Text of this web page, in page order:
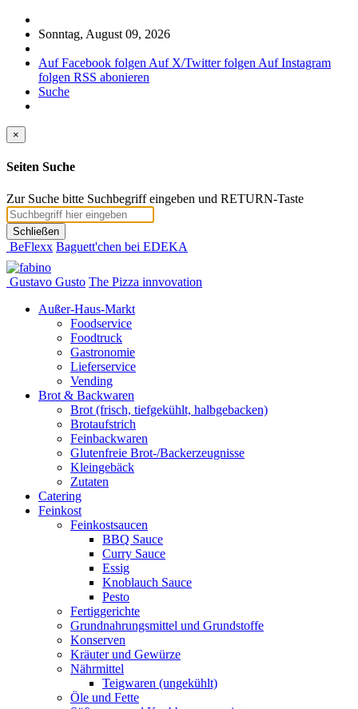
Sonntag, August 09, 2026
Auf Facebook folgen Auf X/Twitter folgen Auf Instagram
folgen RSS abonieren
Suche
×
Seiten Suche
Zur Suche bitte Suchbegriff eingeben und RETURN-Taste
Schließen
BeFlexx Baguett'chen bei EDEKA
Gustavo Gusto The Pizza innvovation
Außer-Haus-Markt
Foodservice
Foodtruck
Gastronomie
Lieferservice
Vending
Brot & Backwaren
Brot (frisch, tiefgekühlt, halbgebacken)
Brotaufstrich
Feinbackwaren
Glutenfreie Brot-/Backerzeugnisse
Kleingebäck
Zutaten
Catering
Feinkost
Feinkostsaucen
BBQ Sauce
Curry Sauce
Essig
Knoblauch Sauce
Pesto
Fertiggerichte
Grundnahrungsmittel und Grundstoffe
Konserven
Kräuter und Gewürze
Nährmittel
Teigwaren (ungekühlt)
Öle und Fette